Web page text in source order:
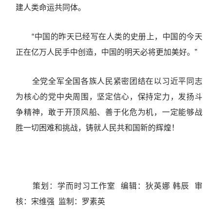
建人类命运共同体。
“中国的昨天已经写在人类的史册上，中国的今天
正在亿万人民手中创造，中国的明天必将更加美好。”
全党全军全国各族人民紧密团结在以习近平同志
为核心的党中央周围，坚定信心，保持定力，发扬斗
争精神，敢于开顶风船、善于化危为机，一定能够战
胜一切困难和挑战，铸就人民共和国新的辉煌！
策划：学而时习工作室 编辑：狄英娜 韩辰 审
核：宋维强 监制：罗素英